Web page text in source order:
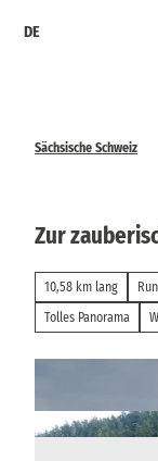
DE
Sächsische Schweiz
Zur
10,58 km lang
Tolles Panorama